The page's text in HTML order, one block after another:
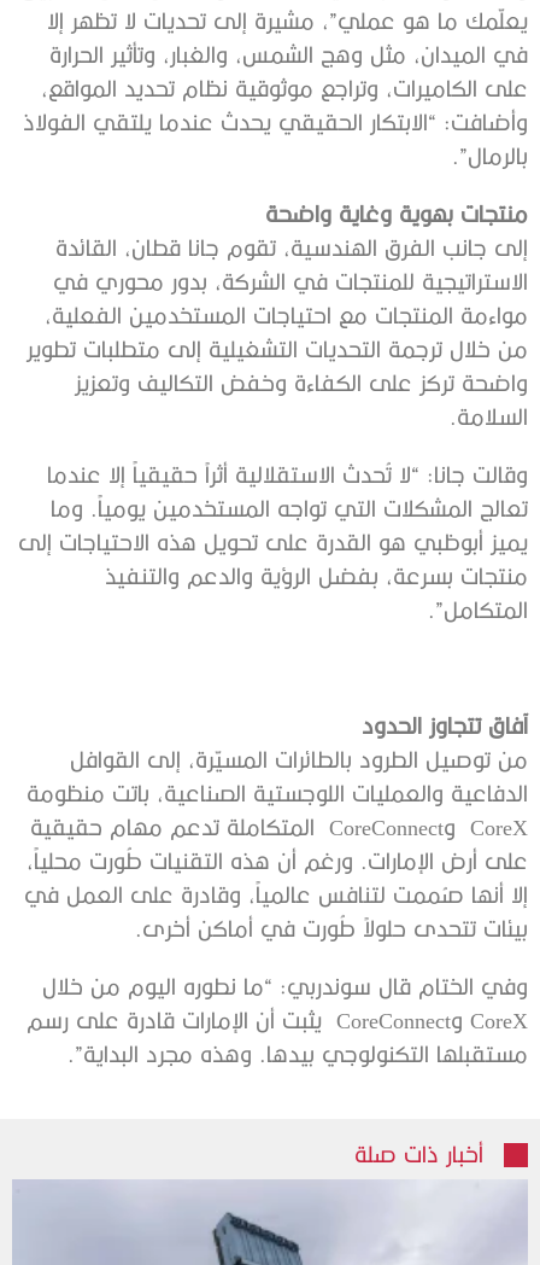
يعلّمك ما هو عملي”، مشيرة إلى تحديات لا تظهر إلا
في الميدان، مثل وهج الشمس، والغبار، وتأثير الحرارة
على الكاميرات، وتراجع موثوقية نظام تحديد المواقع،
وأضافت: “الابتكار الحقيقي يحدث عندما يلتقي الفولاذ
بالرمال”.
منتجات بهوية وغاية واضحة
إلى جانب الفرق الهندسية، تقوم جانا قطان، القائدة
الاستراتيجية للمنتجات في الشركة، بدور محوري في
مواءمة المنتجات مع احتياجات المستخدمين الفعلية،
من خلال ترجمة التحديات التشغيلية إلى متطلبات تطوير
واضحة تركز على الكفاءة وخفض التكاليف وتعزيز
السلامة.
وقالت جانا: “لا تُحدث الاستقلالية أثراً حقيقياً إلا عندما
تعالج المشكلات التي تواجه المستخدمين يومياً. وما
يميز أبوظبي هو القدرة على تحويل هذه الاحتياجات إلى
منتجات بسرعة، بفضل الرؤية والدعم والتنفيذ
المتكامل”.
آفاق تتجاوز الحدود
من توصيل الطرود بالطائرات المسيّرة، إلى القوافل
الدفاعية والعمليات اللوجستية الصناعية، باتت منظومة
CoreX وCoreConnect المتكاملة تدعم مهام حقيقية
على أرض الإمارات. ورغم أن هذه التقنيات طُورت محلياً،
إلا أنها صُممت لتنافس عالمياً، وقادرة على العمل في
بيئات تتحدى حلولاً طُورت في أماكن أخرى.
وفي الختام قال سوندربي: “ما نطوره اليوم من خلال
CoreX وCoreConnect يثبت أن الإمارات قادرة على رسم
مستقبلها التكنولوجي بيدها. وهذه مجرد البداية”.
أخبار ذات صلة